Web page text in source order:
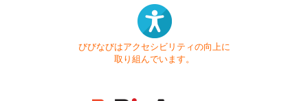
びびなびはアクセシビリティの向上に
取り組んでいます。